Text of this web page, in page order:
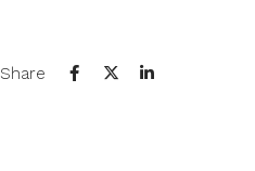
Share